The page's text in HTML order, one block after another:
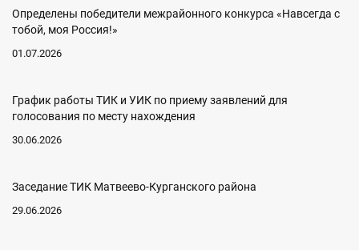
Определены победители межрайонного конкурса «Навсегда с
тобой, моя Россия!»
01.07.2026
График работы ТИК и УИК по приему заявлений для
голосования по месту нахождения
30.06.2026
Заседание ТИК Матвеево-Курганского района
29.06.2026